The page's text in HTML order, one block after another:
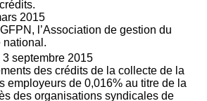
2015
l’Association de gestion du
national.
3 septembre 2015
des crédits de la collecte de la
employeurs de 0,016% au titre de la
des organisations syndicales de